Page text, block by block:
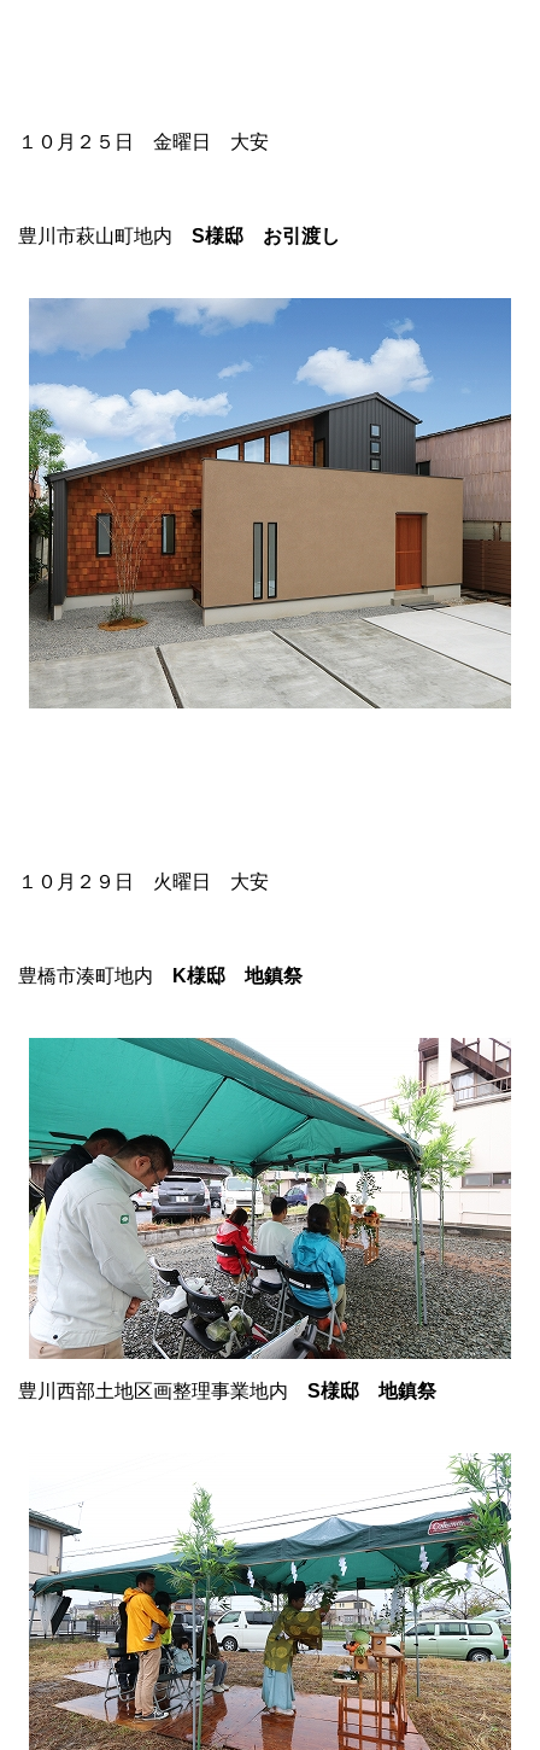
１０月２５日 金曜日 大安
豊川市萩山町地内 S様邸 お引渡し
１０月２９日 火曜日 大安
豊橋市湊町地内 K様邸 地鎮祭
豊川西部土地区画整理事業地内 S様邸 地鎮祭